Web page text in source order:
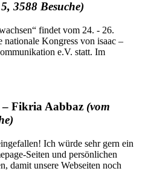
3588 Besuche)
findet vom 24. - 26.
nationale Kongress von isaac –
e.V. statt. Im
– Fikria Aabbaz (vom
Ich würde sehr gern ein
Seiten und persönlichen
damit unsere Webseiten noch